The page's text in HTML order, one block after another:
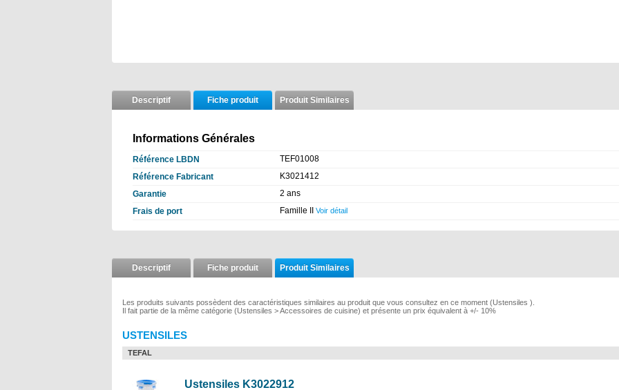
Descriptif Fiche produit Produit Similaires
Informations Générales
Référence LBDN
TEF01008
Référence Fabricant
K3021412
Garantie
2 ans
Frais de port
Famille II Voir détail
Descriptif Fiche produit Produit Similaires
Les produits suivants possèdent des caractéristiques similaires au produit que vous consultez en ce moment (Ustensiles ).
Il fait partie de la même catégorie (Ustensiles > Accessoires de cuisine) et présente un prix équivalent à +/- 10%
USTENSILES
TEFAL
Ustensiles K3022912